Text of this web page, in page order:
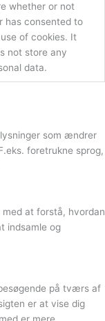
whether or not
has consented to
of cookies. It
not store any
data.
som ændrer
foretrukne sprog,
at forstå, hvordan
indsamle og
på tværs af
er at vise dig
er mere